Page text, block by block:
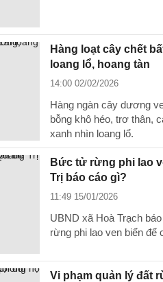
Hàng loạt cây chết
loang lổ, hoang tàn
14:00 02/02/2026
Hàng ngàn cây dương
bỗng khô héo, trơ thân,
xanh nhìn loang lổ.
Bức tử rừng phi lao
Trị báo cáo gì?
11:49 15/01/2026
UBND xã Hoà Trạch
rừng phi lao ven biển để
Vi phạm quản lý đất